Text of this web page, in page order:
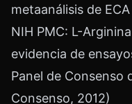
metaanálisis de ECA
NIH PMC: L-
evidencia de
Panel de Consenso
Consenso, 2012)